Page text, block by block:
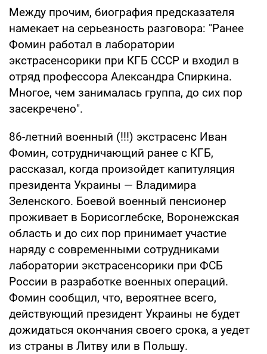
Между прочим, биография предсказателя
намекает на серьезность разговора: "Ранее
Фомин работал в лаборатории
экстрасенсорики при КГБ СССР и входил в
отряд профессора Александра Спиркина.
Многое, чем занималась группа, до сих пор
засекречено".
86-летний военный (!!!) экстрасенс Иван
Фомин, сотрудничающий ранее с КГБ,
рассказал, когда произойдет капитуляция
президента Украины — Владимира
Зеленского. Боевой военный пенсионер
проживает в Борисоглебске, Воронежская
область и до сих пор принимает участие
наряду с современными сотрудниками
лаборатории экстрасенсорики при ФСБ
России в разработке военных операций.
Фомин сообщил, что, вероятнее всего,
действующий президент Украины не будет
дожидаться окончания своего срока, а уедет
из страны в Литву или в Польшу.